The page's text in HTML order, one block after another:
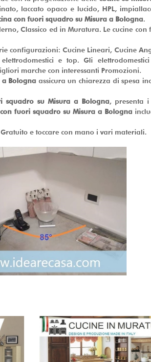
laccato opaco e lucido, HPL,
con fuori squadro su Misura a Bologna
Classico ed in Muratura. Le cucine con
configurazioni: Cucine Lineari, Cucine
e top. Gli elettrodomestici
marche con interessanti Promozioni.
a Bologna assicura un chiarezza di spesa
squadro su Misura a Bologna, presenta i
fuori squadro su Misura a Bologna
e toccare con mano i vari materiali.